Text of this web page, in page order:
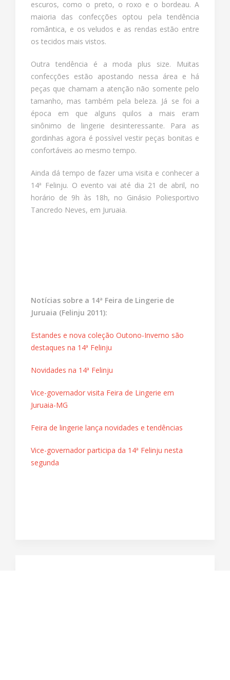
escuros, como o preto, o roxo e o bordeau. A
maioria das confecções optou pela tendência
romântica, e os veludos e as rendas estão entre
os tecidos mais vistos.
Outra tendência é a moda plus size. Muitas
confecções estão apostando nessa área e há
peças que chamam a atenção não somente pelo
tamanho, mas também pela beleza. Já se foi a
época em que alguns quilos a mais eram
sinônimo de lingerie desinteressante. Para as
gordinhas agora é possível vestir peças bonitas e
confortáveis ao mesmo tempo.
Ainda dá tempo de fazer uma visita e conhecer a
14ª Felinju. O evento vai até dia 21 de abril, no
horário de 9h às 18h, no Ginásio Poliesportivo
Tancredo Neves, em Juruaia.
Notícias sobre a 14ª Feira de Lingerie de
Juruaia (Felinju 2011):
Estandes e nova coleção Outono-Inverno são
destaques na 14ª Felinju
Novidades na 14ª Felinju
Vice-governador visita Feira de Lingerie em
Juruaia-MG
Feira de lingerie lança novidades e tendências
Vice-governador participa da 14ª Felinju nesta
segunda